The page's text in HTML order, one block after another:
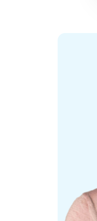
elektrotechniek en
ontwerpers en de
successen. Ook
organiseren we
Een bruto
De vrijheid
Een prettige
Een warm
inwerktraject.